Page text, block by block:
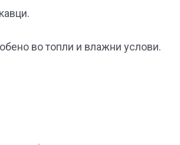
во топли и влажни услови.